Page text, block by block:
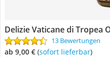
Delizie Vaticane di Tropea
13 Bewertungen
ab 9,00 € ( Sofort lieferbar)